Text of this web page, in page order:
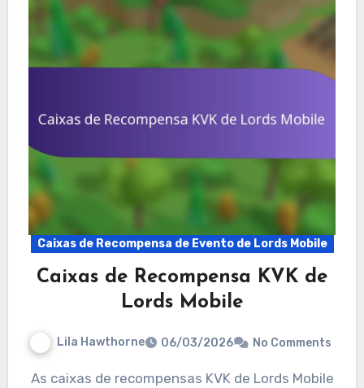
Caixas de Recompensa de Evento de Lords Mobile
Caixas de Recompensa KVK de
Lords Mobile
Lila Hawthorne 06/03/2026 No Comments
As caixas de recompensas KVK de Lords Mobile